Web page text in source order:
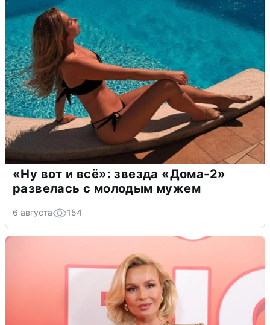
«Ну вот и всё»: звезда «Дома-2»
развелась с молодым мужем
6 августа 154